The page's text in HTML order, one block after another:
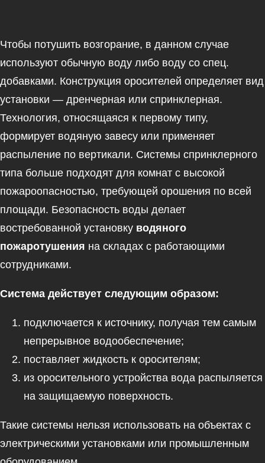
Чтобы потушить возгорание, в данном случае
используют обычную воду либо воду со спец.
добавками. Конструкция оросителей определяет вид
установки — дренчерная или спринклерная.
Технология, относящаяся к первому типу,
формирует водяную завесу или применяет
распыление по вертикали. Системы спринклерного
типа больше подходят для комнат с высокой
пожароопасностью, требующей орошения по всей
площади. Безопасность воды делает
востребованной установку водяного
пожаротушения на складах с работающими
сотрудниками.
Система действует следующим образом:
подключается к источнику, получая тем самым
непрерывное водообеспечение;
поставляет жидкость к оросителям;
из оросительного устройства вода распыляется
на защищаемую поверхность.
Такие системы нельзя использовать на объектах с
электрическими установками или промышленным